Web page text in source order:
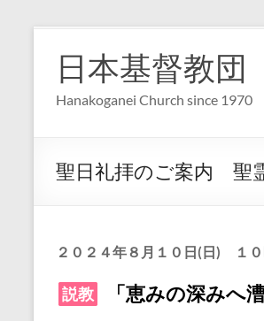
日本基督教
Hanakoganei Church since 1970
聖日礼拝のご案内 聖
２０２４年８ 月 １０ 日(日) １０
説教 「 恵みの深みへ